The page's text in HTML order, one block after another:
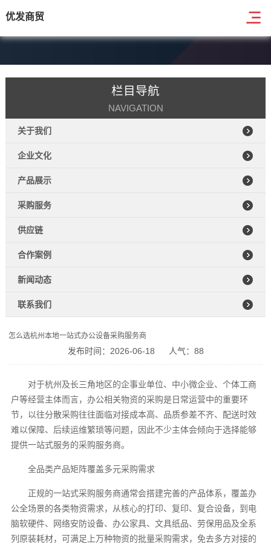
优发商贸
栏目导航
NAVIGATION
关于我们
企业文化
产品展示
采购服务
供应链
合作案例
新闻动态
联系我们
怎么选杭州本地一站式办公设备采购服务商
发布时间：2026-06-18 人气：88
对于杭州及长三角地区的企事业单位、中小微企业、个体工商
户等经营主体而言，办公相关物资的采购是日常运营中的重要环
节，以往分散采购往往面临对接成本高、品质参差不齐、配送时效
难以保障、后续运维繁琐等问题，因此不少主体会倾向于选择能够
提供一站式服务的采购服务商。
全品类产品矩阵覆盖多元采购需求
正规的一站式采购服务商通常会搭建完善的产品体系，覆盖办
公全场景的各类物资需求，从核心的打印、复印、复合设备，到电
脑软硬件、网络安防设备、办公家具、文具纸品、劳保用品及全系
列原装耗材，可满足上万种物资的批量采购需求，免去多方对接的